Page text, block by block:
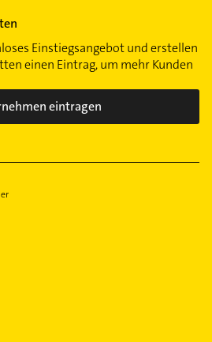
Einstiegsangebot und erstellen
einen Eintrag, um mehr Kunden
eintragen